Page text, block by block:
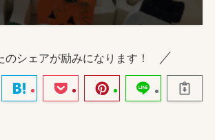
のシェアが励みになります！